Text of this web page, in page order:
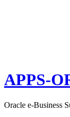
APPS-
Oracle e-Business